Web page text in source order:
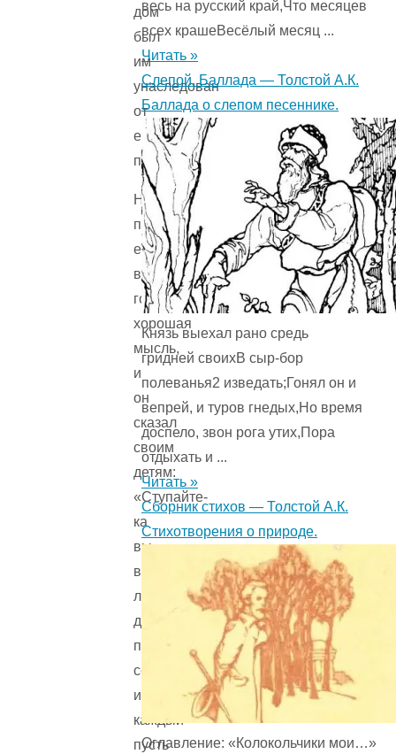
дом
был
им
унаследован
от
его
прадедов…
Наконец
пришла
ему
в
голову
хорошая
мысль,
и
он
сказал
своим
детям:
«Ступайте-
ка
вы
в
люди
да
поиспытайте
себя,
и
каждый
пусть
весь на русский край,Что месяцев
всех крашеВесёлый месяц ...
Читать »
Слепой. Баллада — Толстой А.К.
Баллада о слепом песеннике.
Князь выехал рано средь
гридней своихВ сыр-бор
полеванья2 изведать;Гонял он и
вепрей, и туров гнедых,Но время
доспело, звон рога утих,Пора
отдыхать и ...
Читать »
Сборник стихов — Толстой А.К.
Стихотворения о природе.
Оглавление: «Колокольчики мои…»